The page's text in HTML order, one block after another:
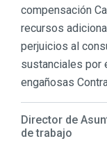
compensación
recursos
perjuicios al
sustanciales por
engañosas
Director de
de trabajo